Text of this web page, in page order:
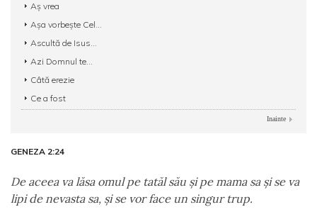
Aș vrea
Așa vorbește Cel...
Ascultă de Isus...
Azi Domnul te...
Câtă erezie
Ce a fost
Inainte
GENEZA 2:24
De aceea va lăsa omul pe tatăl său şi pe mama sa şi se va
lipi de nevasta sa, şi se vor face un singur trup.